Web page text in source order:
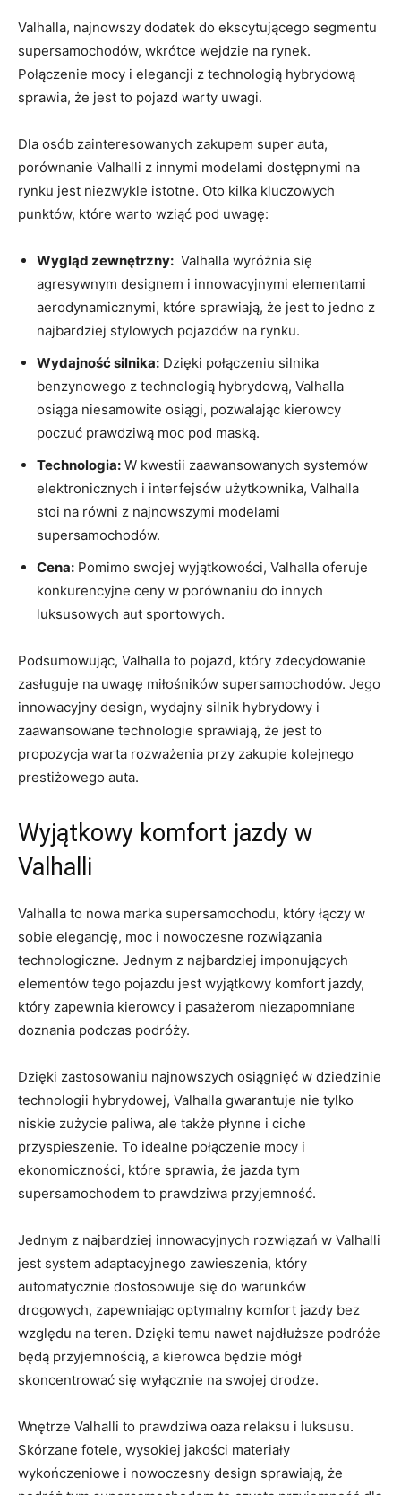
Valhalla, najnowszy ​dodatek do⁣ ekscytującego segmentu
supersamochodów, wkrótce wejdzie na rynek.
Połączenie mocy i elegancji z technologią hybrydową
sprawia, że jest to pojazd warty uwagi.
Dla osób zainteresowanych⁤ zakupem super‍ auta,
porównanie Valhalli z innymi modelami dostępnymi na
rynku​ jest niezwykle istotne. Oto kilka ‍kluczowych
punktów, które ‌warto wziąć pod uwagę:
Wygląd ‍zewnętrzny: ⁢ Valhalla wyróżnia się
agresywnym⁤ designem i innowacyjnymi elementami
⁤aerodynamicznymi, które​ sprawiają, że jest to jedno ‌z
najbardziej stylowych​ pojazdów na rynku.
Wydajność ​silnika: Dzięki połączeniu silnika
benzynowego z technologią hybrydową, Valhalla
osiąga niesamowite osiągi, ⁢pozwalając kierowcy
poczuć prawdziwą moc pod⁣ maską.
Technologia: W​ kwestii zaawansowanych systemów
elektronicznych i interfejsów użytkownika,‍ Valhalla
stoi na równi z najnowszymi modelami⁣
supersamochodów.
Cena: Pomimo swojej wyjątkowości, Valhalla oferuje
konkurencyjne ceny w porównaniu ‌do ​innych
luksusowych aut‍ sportowych.
Podsumowując, Valhalla to pojazd, który zdecydowanie
zasługuje na​ uwagę miłośników supersamochodów. Jego
innowacyjny design, ‍wydajny silnik​ hybrydowy i
zaawansowane technologie⁢ sprawiają, że jest ‍to
propozycja ⁤warta rozważenia⁢ przy⁢ zakupie kolejnego
prestiżowego auta.
Wyjątkowy komfort jazdy w
Valhalli
Valhalla to nowa marka supersamochodu, który łączy w
sobie elegancję, moc i nowoczesne ⁤rozwiązania
technologiczne. Jednym z najbardziej imponujących
elementów tego pojazdu jest wyjątkowy ⁣komfort⁢ jazdy,
który ​zapewnia kierowcy ‌i pasażerom niezapomniane
doznania podczas podróży.
Dzięki zastosowaniu najnowszych osiągnięć w dziedzinie
technologii⁣ hybrydowej, Valhalla gwarantuje ‍nie tylko
niskie zużycie paliwa,​ ale także ⁢płynne i ciche
przyspieszenie. To idealne połączenie mocy i
ekonomiczności, które sprawia, że jazda tym
supersamochodem to‌ prawdziwa przyjemność.
Jednym‌ z najbardziej innowacyjnych rozwiązań w Valhalli
jest system adaptacyjnego zawieszenia, ⁣który
automatycznie dostosowuje ​się do warunków
drogowych, zapewniając⁤ optymalny komfort‌ jazdy bez⁣
względu na teren. Dzięki temu nawet najdłuższe podróże
⁣będą przyjemnością, ⁢a⁢ kierowca ⁣będzie ⁣mógł
skoncentrować ⁤się wyłącznie na swojej⁣ drodze.
Wnętrze Valhalli to prawdziwa oaza relaksu i luksusu.
Skórzane fotele, wysokiej jakości materiały‍
wykończeniowe i nowoczesny design sprawiają,‍ że⁣